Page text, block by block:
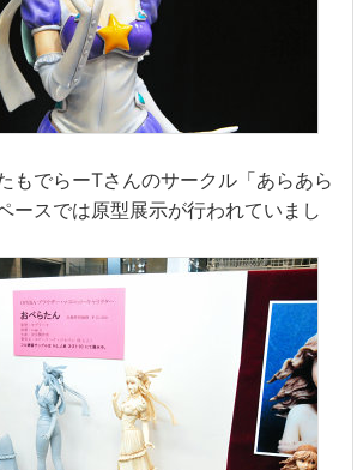
もでらーTさんのサークル「あらあら
ースでは原型展示が行われていまし